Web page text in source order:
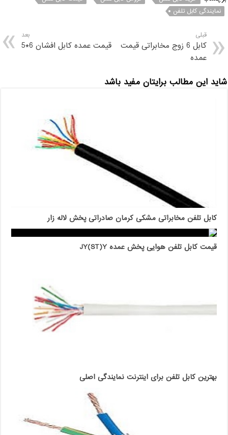
نمایندگی کابل تلفن
قبلی
کابل 6 زوج مخابراتی قیمت
عمده
بعد
قیمت عمده کابل افشان 6*5
شاید این مطالب برایتان مفید باشد
کابل تلفن مخابراتی مشکی کرمان صادراتی پخش لاله زار
قیمت کابل تلفن هوایی پخش عمده JY(ST)Y
بهترین کابل تلفن برای اینترنت نمایندگی اصلی